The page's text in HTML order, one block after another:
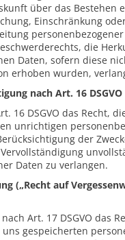
über das Bestehen
Einschränkung
die
Daten, sofern diese
erhoben wurden,
nach Art. 16 DSGVO
16 DSGVO das Recht,
unrichtigen
der
Daten zu verlangen.
(„Recht auf
Art. 17 DSGVO das
gespeicherten